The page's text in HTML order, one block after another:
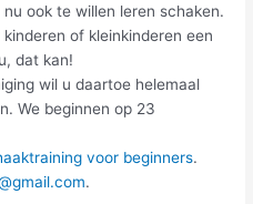
ook te willen leren schaken.
of kleinkinderen een
dat kan!
wil u daartoe helemaal
We beginnen op 23
voor beginners.
.